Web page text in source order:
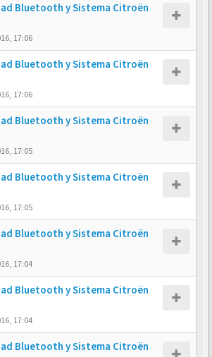
Bluetooth y Sistema Citroën
17:06
Bluetooth y Sistema Citroën
17:06
Bluetooth y Sistema Citroën
17:05
Bluetooth y Sistema Citroën
17:05
Bluetooth y Sistema Citroën
17:04
Bluetooth y Sistema Citroën
17:04
Bluetooth y Sistema Citroën